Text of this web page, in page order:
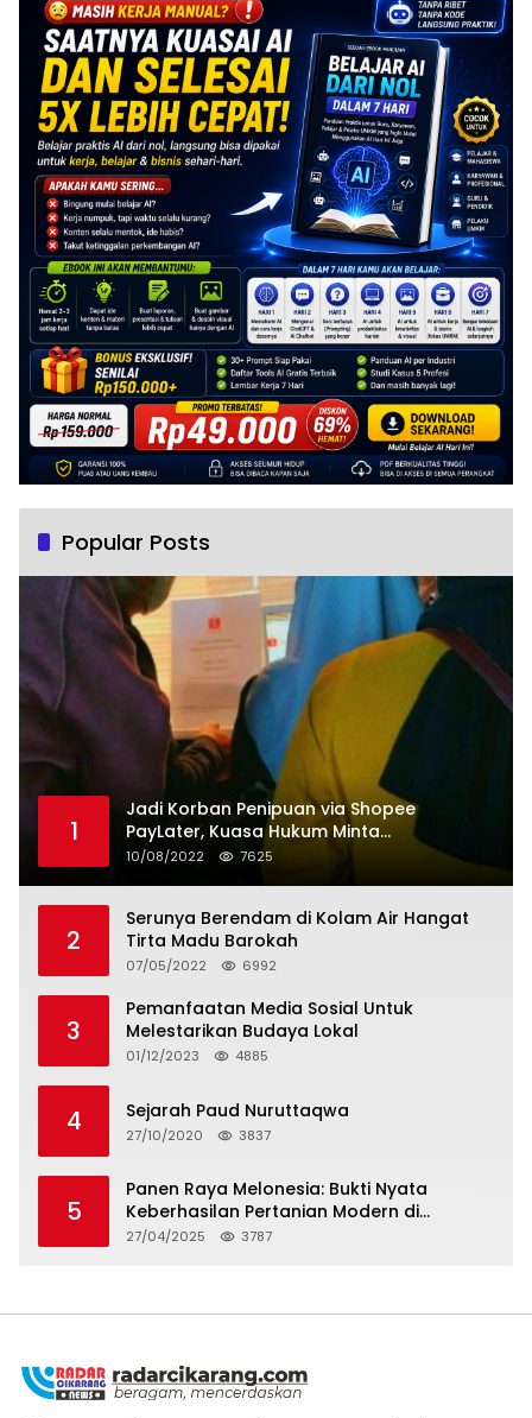
Popular Posts
1
Jadi Korban Penipuan via Shopee
PayLater, Kuasa Hukum Minta
Penangguhan Tagihan dan Hapus Bunga
10/08/2022 7625
2
Serunya Berendam di Kolam Air Hangat
Tirta Madu Barokah
07/05/2022 6992
3
Pemanfaatan Media Sosial Untuk
Melestarikan Budaya Lokal
01/12/2023 4885
4 Sejarah Paud Nuruttaqwa
27/10/2020 3837
5
Panen Raya Melonesia: Bukti Nyata
Keberhasilan Pertanian Modern di
Kabupaten Bekasi
27/04/2025 3787